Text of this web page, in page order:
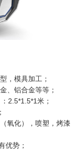
，模具加工；
、铝合金等等；
2.5*1.5*1米；
氧化），喷塑，烤漆
优势；